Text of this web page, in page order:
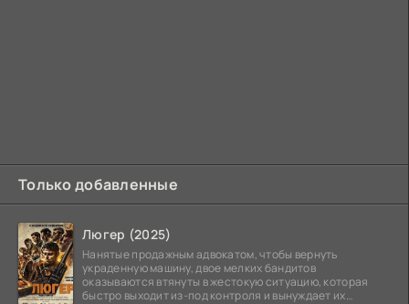
Только добавленные
Люгер (2025)
Нанятые продажным адвокатом, чтобы вернуть
украденную машину, двое мелких бандитов
оказываются втянуты в жестокую ситуацию, которая
быстро выходит из-под контроля и вынуждает их